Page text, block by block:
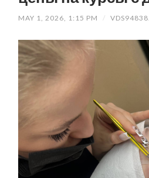
MAY 1, 2026, 1:15 PM /